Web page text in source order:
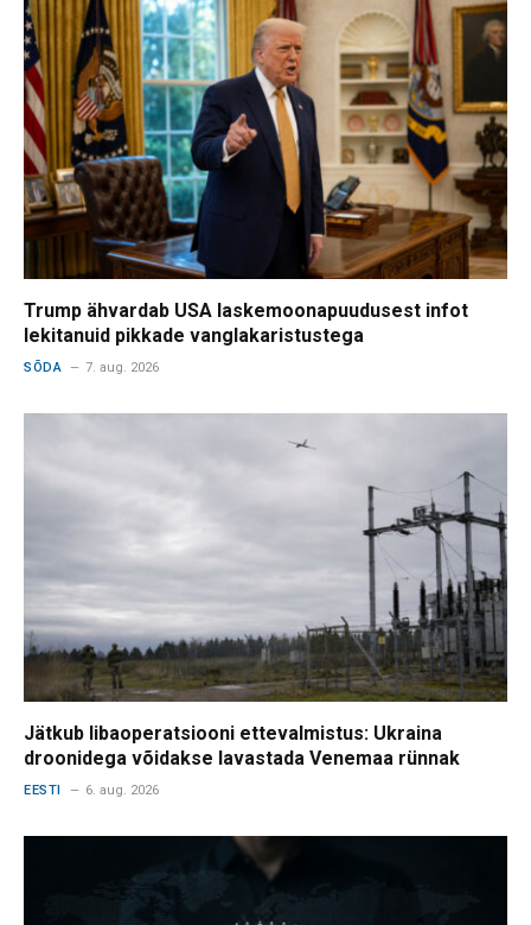
Trump ähvardab USA laskemoonapuudusest infot
lekitanuid pikkade vanglakaristustega
SÕDA 7. aug. 2026
Jätkub libaoperatsiooni ettevalmistus: Ukraina
droonidega võidakse lavastada Venemaa rünnak
EESTI 6. aug. 2026